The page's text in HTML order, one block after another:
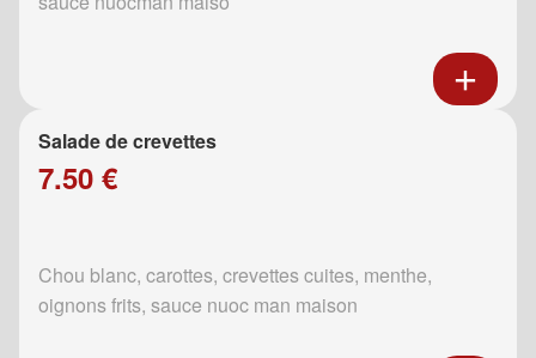
Salade de crevettes
7.50 €
Chou blanc, carottes, crevettes cuites, menthe,
oignons frits, sauce nuoc man maison